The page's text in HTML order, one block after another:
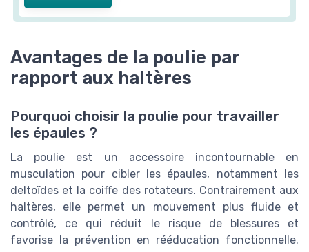
Avantages de la poulie par
rapport aux haltères
Pourquoi choisir la poulie pour travailler
les épaules ?
La poulie est un accessoire incontournable en
musculation pour cibler les épaules, notamment les
deltoïdes et la coiffe des rotateurs. Contrairement aux
haltères, elle permet un mouvement plus fluide et
contrôlé, ce qui réduit le risque de blessures et
favorise la prévention en rééducation fonctionnelle.